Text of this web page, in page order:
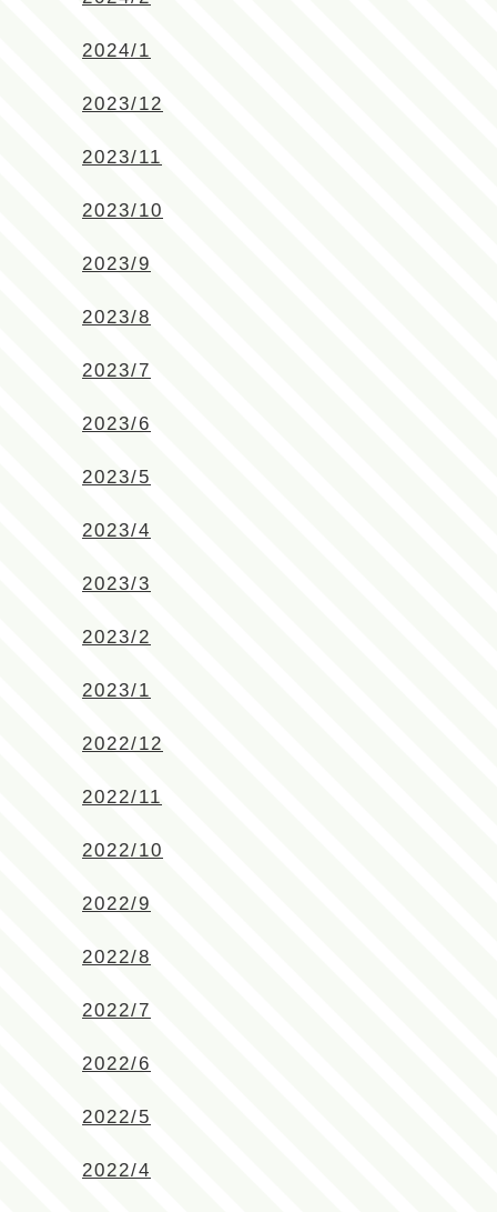
2024/1
2023/12
2023/11
2023/10
2023/9
2023/8
2023/7
2023/6
2023/5
2023/4
2023/3
2023/2
2023/1
2022/12
2022/11
2022/10
2022/9
2022/8
2022/7
2022/6
2022/5
2022/4